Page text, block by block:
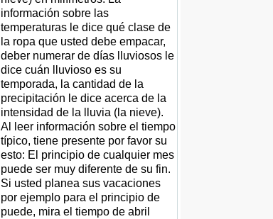
información sobre las
temperaturas le dice qué clase de
la ropa que usted debe empacar,
deber numerar de días lluviosos le
dice cuán lluvioso es su
temporada, la cantidad de la
precipitación le dice acerca de la
intensidad de la lluvia (la nieve).
Al leer información sobre el tiempo
típico, tiene presente por favor su
esto: El principio de cualquier mes
puede ser muy diferente de su fin.
Si usted planea sus vacaciones
por ejemplo para el principio de
puede, mira el tiempo de abril